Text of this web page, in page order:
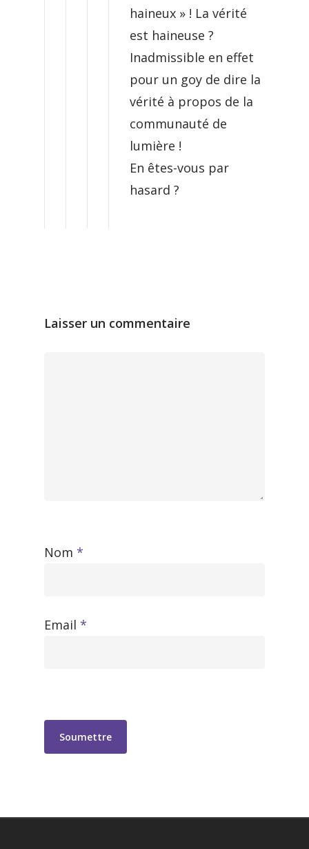
haineux » ! La vérité
est haineuse ?
Inadmissible en effet
pour un goy de dire la
vérité à propos de la
communauté de
lumière !
En êtes-vous par
hasard ?
Laisser un commentaire
Nom *
Email *